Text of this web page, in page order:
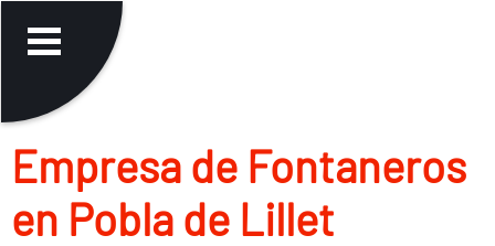
Empresa de Fontaneros
en Pobla de Lillet